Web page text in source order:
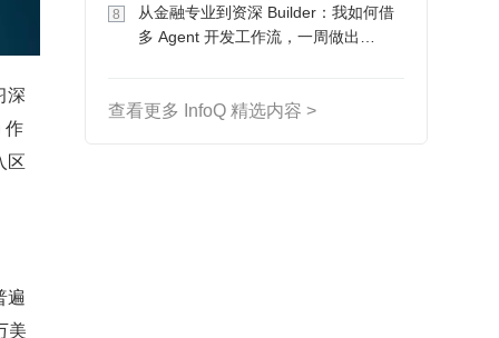
深
作
区
遍
美
8
从金融专业到资深 Builder：我如何借
多 Agent 开发工作流，一周做出
查看更多 InfoQ 精选内容 >